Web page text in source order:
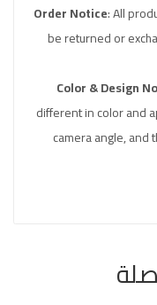
Order Notice: All
be returned or
Color & Design
different in color and
camera angle, and